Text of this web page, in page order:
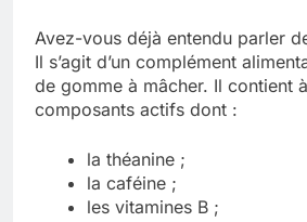
Avez-vous déjà entendu parler
Il s’agit d’un complément
de gomme à mâcher. Il contient
composants actifs dont :
la théanine ;
la caféine ;
les vitamines B ;